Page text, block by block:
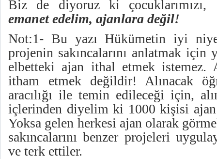
Biz de diyoruz ki çocuklarımızı,
emanet edelim, ajanlara değil!
Not:1- Bu yazı Hükümetin iyi
projenin sakıncalarını anlatmak için
elbetteki ajan ithal etmek istemez.
itham etmek değildir! Alınacak
aracılığı ile temin edileceği için,
içlerinden diyelim ki 1000 kişisi ajan
Yoksa gelen herkesi ajan olarak
sakıncalarını benzer projeleri
ve terk ettiler.